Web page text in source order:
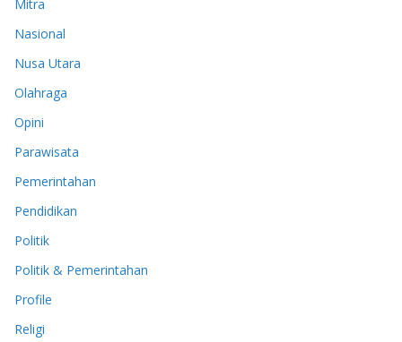
Mitra
Nasional
Nusa Utara
Olahraga
Opini
Parawisata
Pemerintahan
Pendidikan
Politik
Politik & Pemerintahan
Profile
Religi